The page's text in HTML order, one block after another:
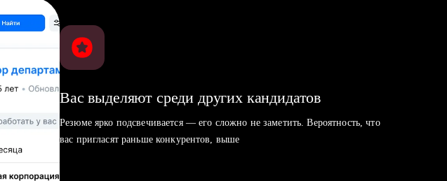
Вас выделяют среди других кандидатов
Резюме ярко подсвечивается — его сложно не заметить. Вероятность, что
вас пригласят раньше конкурентов, выше